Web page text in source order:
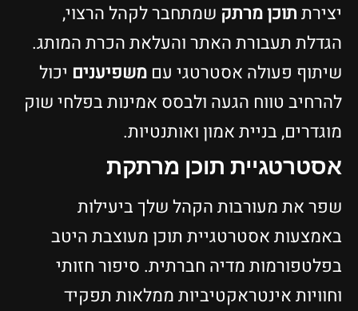
יצירתתוכן מרתק שמתחבר לקהל הרצוי,
הגדלת תעבורת האתר והעלאת הכרת המותג.
שיתוף פעולה אסטרטגי עם משפיענים יכול
להרחיב טווח הגעה ולבסס אמינות בפלחי שוק
מוגדרים, בניית אמון ואותנטיות.
אסטרטגיית תוכן מרתקת
שפר את מעורבות הקהל שלך ביעילות
באמצעות אסטרטגיית תוכן מעוצבת היטב
בפלטפורמות מדיה חברתית. סיפור חזותי
וחוויות אינטראקטיביות ממלאות תפקיד